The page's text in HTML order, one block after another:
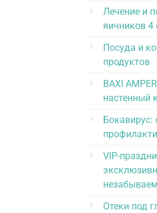
Лечение и
яичников 4
Посуда и
продуктов
BAXI
настенный
Бокавирус:
VIP-
Отеки под